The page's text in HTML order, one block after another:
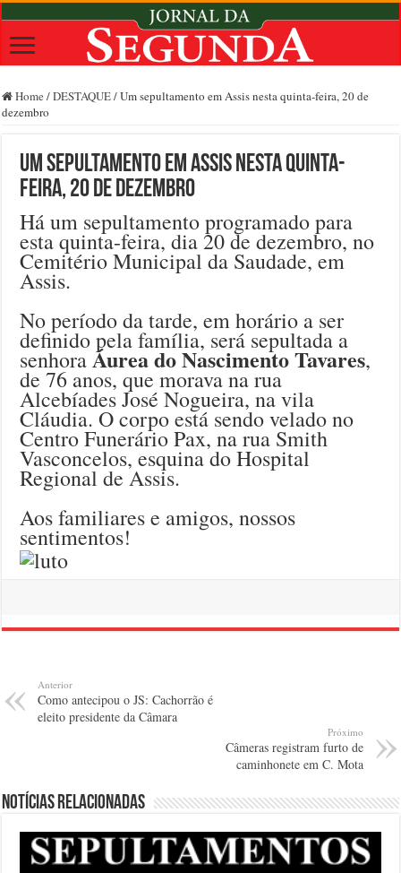
Home /DESTAQUE/Um sepultamento em Assis nesta quinta-feira, 20 de
dezembro
Um sepultamento em Assis nesta quinta-
feira, 20 de dezembro
Há um sepultamento programado para
esta quinta-feira, dia 20 de dezembro, no
Cemitério Municipal da Saudade, em
Assis.
No período da tarde, em horário a ser
definido pela família, será sepultada a
senhoraÁurea do Nascimento Tavares,
de 76 anos, que morava na rua
Alcebíades José Nogueira, na vila
Cláudia. O corpo está sendo velado no
Centro Funerário Pax, na rua Smith
Vasconcelos, esquina do Hospital
Regional de Assis.
Aos familiares e amigos, nossos
sentimentos!
Anterior
Como antecipou o JS: Cachorrão é
eleito presidente da Câmara
Próximo
Câmeras registram furto de
caminhonete em C. Mota
Notícias relacionadas